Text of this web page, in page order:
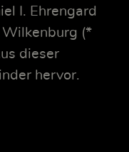
I. Ehrengard
Wilkenburg (*
dieser
hervor.